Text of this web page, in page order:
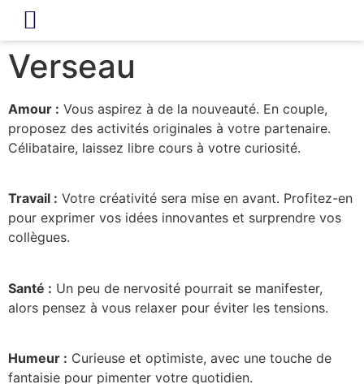
Verseau
Amour : Vous aspirez à de la nouveauté. En couple,
proposez des activités originales à votre partenaire.
Célibataire, laissez libre cours à votre curiosité.
Travail : Votre créativité sera mise en avant. Profitez-en
pour exprimer vos idées innovantes et surprendre vos
collègues.
Santé : Un peu de nervosité pourrait se manifester,
alors pensez à vous relaxer pour éviter les tensions.
Humeur : Curieuse et optimiste, avec une touche de
fantaisie pour pimenter votre quotidien.